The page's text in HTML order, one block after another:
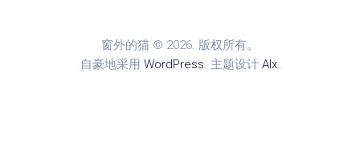
窗外的猫 © 2026. 版权所有。
自豪地采用 WordPress. 主题设计 Alx.